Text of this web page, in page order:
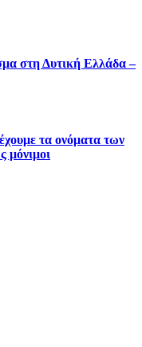
στη Δυτική Ελλάδα –
τα ονόματα των
μόνιμοι